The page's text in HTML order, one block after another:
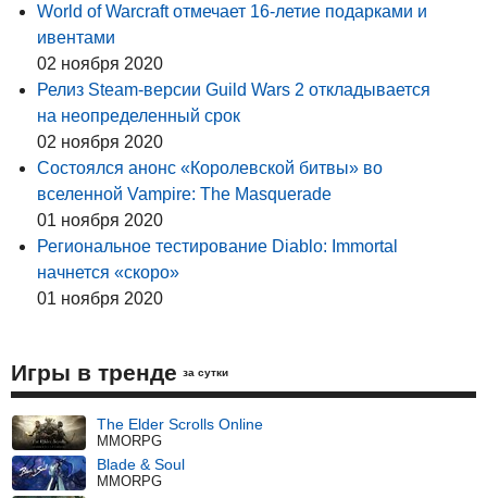
World of Warcraft отмечает 16-летие подарками и
ивентами
02 ноября 2020
Релиз Steam-версии Guild Wars 2 откладывается
на неопределенный срок
02 ноября 2020
Состоялся анонс «Королевской битвы» во
вселенной Vampire: The Masquerade
01 ноября 2020
Региональное тестирование Diablo: Immortal
начнется «скоро»
01 ноября 2020
Игры в тренде за сутки
The Elder Scrolls Online
MMORPG
Blade & Soul
MMORPG